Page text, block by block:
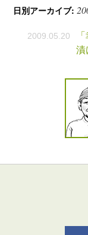
日別アーカイブ:
2009.05.20
漬